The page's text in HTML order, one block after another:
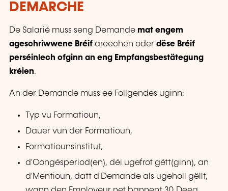
DEMARCHE
De Salarié muss seng Demande mat engem
ageschriwwene Bréif areechen oder dëse Bréif
perséinlech ofginn an eng Empfangsbestätegung
kréien.
An der Demande muss ee Follgendes uginn:
Typ vu Formatioun,
Dauer vun der Formatioun,
Formatiounsinstitut,
d'Congésperiod(en), déi ugefrot gëtt(ginn), an
d'Mentioun, datt d'Demande als ugeholl gëllt,